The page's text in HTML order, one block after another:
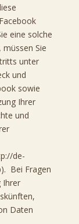
eine solche
Sie
unter
und
sowie
Ihrer
und
de-
Bei Fragen
Ihrer
Daten